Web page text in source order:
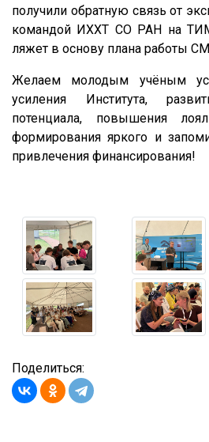
получили обратную связь от
командой ИХХТ СО РАН на ТИМ
ляжет в основу плана работы
Желаем молодым учёным
усиления Института,
потенциала, повышения
формирования яркого и
привлечения финансирования!
Поделиться: